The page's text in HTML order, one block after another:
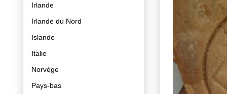
Irlande
Irlande du Nord
Islande
Italie
Norvège
Pays-bas